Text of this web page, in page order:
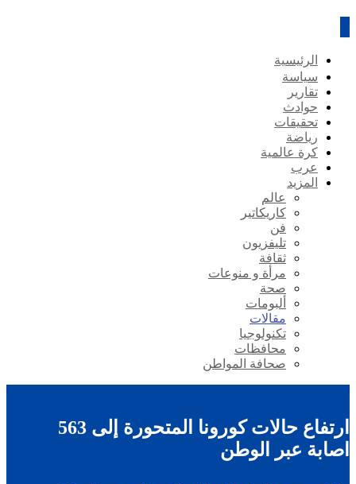
الرئيسية
سياسة
تقارير
حوادث
تحقيقات
رياضة
كرة عالمية
عرب
المزيد
عالم
كاريكاتير
فن
تليفزيون
ثقافة
مرأة و منوعات
صحة
ألبومات
مقالات
تكنولوجيا
محافظات
صحافة المواطن
ارتفاع حالات كورونا المتحورة إلى 563
اصابة عبر الوطن